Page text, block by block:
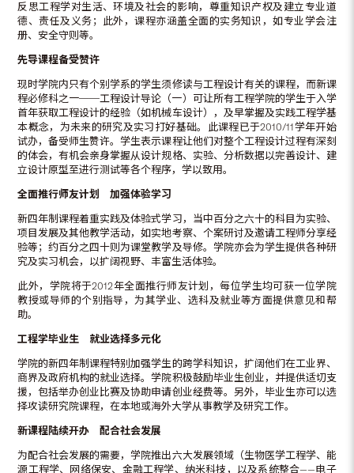
反思工程学对生活、环境及社会的影响，尊重知识产权及建立专业道
德、责任及义务；此外，课程亦涵盖全面的实务知识，如专业学会注
册、安全守则等。
先导课程备受赞许
现时学院内只有个别学系的学生须修读与工程设计有关的课程，而新课
程必修科之一──工程设计导论（一）可让所有工程学院的学生于入学
首年获取工程设计的经验（如机械车设计），及早掌握及实践工程学基
本概念，为未来的研究及实习打好基础。此课程已于2010/11学年开始
试办，备受师生赞许。学生表示课程让他们对整个工程设计过程有深刻
的体会，有机会亲身掌握从设计规格、实验、分析数据以完善设计、建
立设计原型至进行测试等各个程序，学以致用。
全面推行师友计划加强体验学习
新四年制课程着重实践及体验式学习，当中百分之六十的科目为实验、
项目发展及其他教学活动，如实地考察、个案研讨及邀请工程师分享经
验等；约百分之四十则为课堂教学及导修。学院亦会为学生提供各种研
究及实习机会，以扩阔视野、丰富生活体验。
此外，学院将于2012年全面推行师友计划，每位学生均可获一位学院
教授或导师的个别指导，为其学业、选科及就业等方面提供意见和帮
助。
工程学毕业生 就业选择多元化
学院的新四年制课程特别加强学生的跨学科知识，扩阔他们在工业界、
商界及政府机构的就业选择。学院积极鼓励毕业生创业，并提供适切支
援，包括举办创业比赛及协助申请创业经费等。另外，毕业生亦可以选
择攻读研究院课程，在本地或海外大学从事教学及研究工作。
新课程陆续开办 配合社会发展
为配合社会发展的需要，学院推出六大发展领域（生物医学工程学、能
源工程学、网络保安、金融工程学、纳米科技，以及系统整合——电子